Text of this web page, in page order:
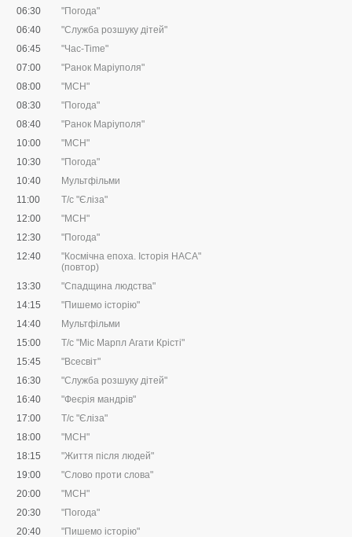
06:30
"Погода"
06:40
"Служба розшуку дітей"
06:45
"Час-Time"
07:00
"Ранок Маріуполя"
08:00
"МСН"
08:30
"Погода"
08:40
"Ранок Маріуполя"
10:00
"МСН"
10:30
"Погода"
10:40
Мультфільми
11:00
Т/с "Єліза"
12:00
"МСН"
12:30
"Погода"
12:40
"Космічна епоха. Історія НАСА"
(повтор)
13:30
"Спадщина людства"
14:15
"Пишемо історію"
14:40
Мультфільми
15:00
Т/с "Міс Марпл Агати Крісті"
15:45
"Всесвіт"
16:30
"Служба розшуку дітей"
16:40
"Феєрія мандрів"
17:00
Т/с "Єліза"
18:00
"МСН"
18:15
"Життя після людей"
19:00
"Слово проти слова"
20:00
"МСН"
20:30
"Погода"
20:40
"Пишемо історію"